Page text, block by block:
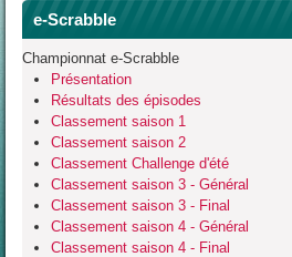
e-Scrabble
Championnat e-Scrabble
Présentation
Résultats des épisodes
Classement saison 1
Classement saison 2
Classement Challenge d'été
Classement saison 3 - Général
Classement saison 3 - Final
Classement saison 4 - Général
Classement saison 4 - Final